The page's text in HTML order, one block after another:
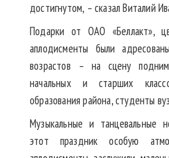
достигнутом, – сказал Виталий
Подарки от ОАО «Беллакт»,
аплодисменты были
возрастов – на сцену
начальных и старших
образования района, студенты
Музыкальные и танцевальные
этот праздник особую